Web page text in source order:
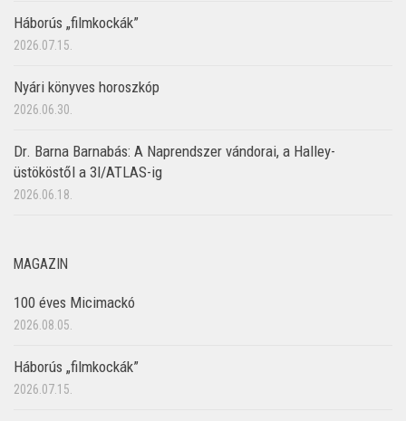
Háborús „filmkockák”
2026.07.15.
Nyári könyves horoszkóp
2026.06.30.
Dr. Barna Barnabás: A Naprendszer vándorai, a Halley-
üstököstől a 3I/ATLAS-ig
2026.06.18.
MAGAZIN
100 éves Micimackó
2026.08.05.
Háborús „filmkockák”
2026.07.15.